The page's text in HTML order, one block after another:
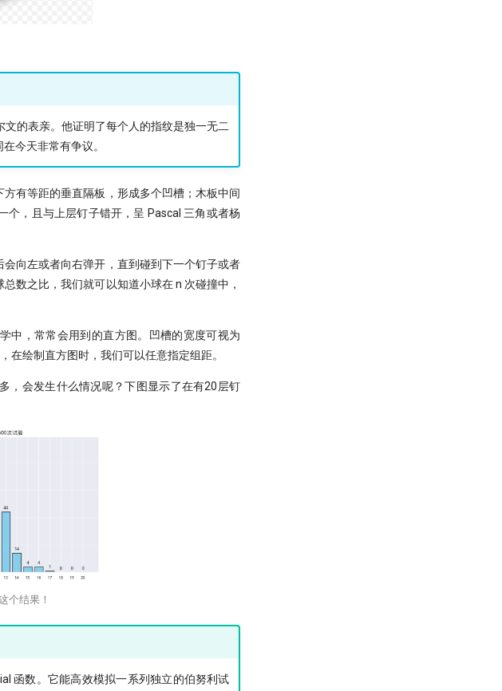
的表亲。他证明了每个人的指纹是独一无二
今天非常有争议。
有等距的垂直隔板，形成多个凹槽；木板中间
，且与上层钉子错开，呈 Pascal 三角或者杨
向左或者向右弹开，直到碰到下一个钉子或者
数之比，我们就可以知道小球在 n 次碰撞中，
中，常常会用到的直方图。凹槽的宽度可视为
在绘制直方图时，我们可以任意指定组距。
，会发生什么情况呢？下图显示了在有20层钉
个结果！
函数。它能高效模拟一系列独立的伯努利试